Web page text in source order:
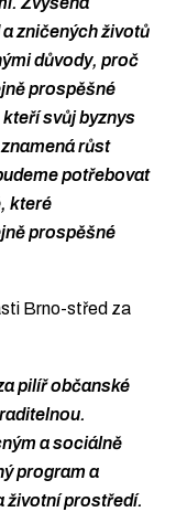
zničených životů
důvody, proč
prospěšné
svůj byznys
růst
potřebovat
které
prospěšné
Brno-střed za
pilíř občanské
a sociálně
program a
životní prostředí.